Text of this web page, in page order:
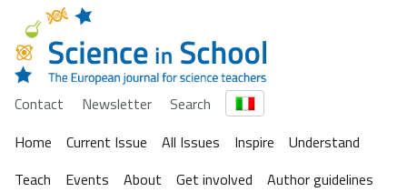
Contact Newsletter
Search
Home
Current Issue All Issues Inspire
Understand
Teach
Events About Get involved Author guidelines